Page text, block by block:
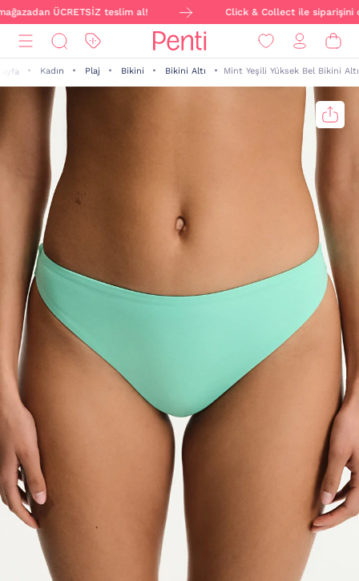
ÜCRETSİZ teslim al! Click & Collect ile siparişini
Kadın Plaj Bikini Bikini Altı Mint Yeşili Yüksek Bel Bikini Altı